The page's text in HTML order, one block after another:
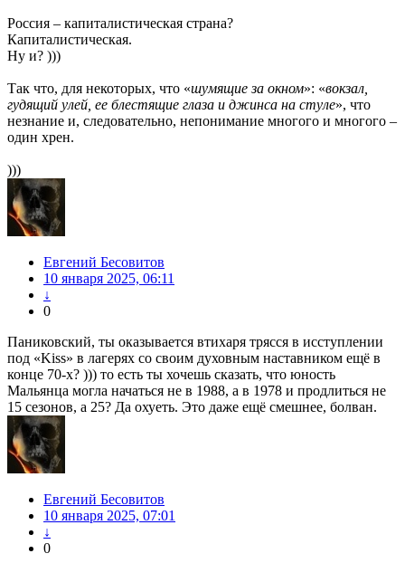
Россия – капиталистическая страна?
Капиталистическая.
Ну и? )))
Так что, для некоторых, что «шумящие за окном»: «вокзал,
гудящий улей, ее блестящие глаза и джинса на стуле», что
незнание и, следовательно, непонимание многого и многого –
один хрен.
)))
Евгений Бесовитов
10 января 2025, 06:11
↓
0
Паниковский, ты оказывается втихаря трясся в исступлении
под «Kiss» в лагерях со своим духовным наставником ещё в
конце 70-х? ))) то есть ты хочешь сказать, что юность
Мальянца могла начаться не в 1988, а в 1978 и продлиться не
15 сезонов, а 25? Да охуеть. Это даже ещё смешнее, болван.
Евгений Бесовитов
10 января 2025, 07:01
↓
0